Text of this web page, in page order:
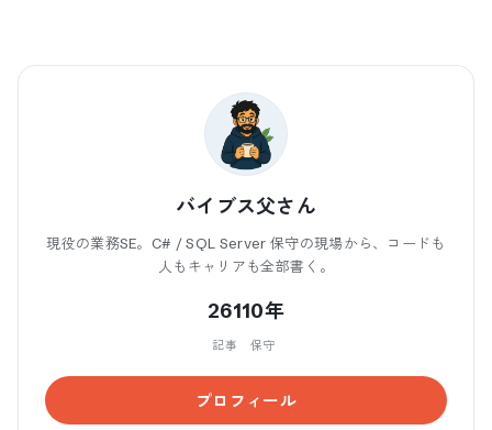
バイブス父さん
現役の業務SE。C# / SQL Server 保守の現場から、コードも
人もキャリアも全部書く。
261
記事
10年
保守
プロフィール